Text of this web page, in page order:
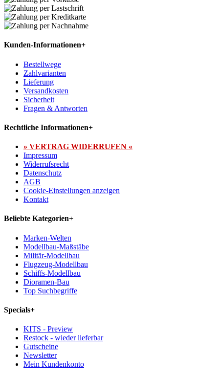
Kunden-Informationen+
Bestellwege
Zahlvarianten
Lieferung
Versandkosten
Sicherheit
Fragen & Antworten
Rechtliche Informationen+
» VERTRAG WIDERRUFEN «
Impressum
Widerrufsrecht
Datenschutz
AGB
Cookie-Einstellungen anzeigen
Kontakt
Beliebte Kategorien+
Marken-Welten
Modellbau-Maßstäbe
Militär-Modellbau
Flugzeug-Modellbau
Schiffs-Modellbau
Dioramen-Bau
Top Suchbegriffe
Specials+
KITS - Preview
Restock - wieder lieferbar
Gutscheine
Newsletter
Mein Kundenkonto